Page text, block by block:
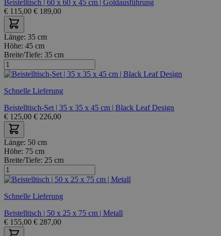
Beistelltisch | 60 x 60 x 45 cm | Goldausführung
€ 115,00 € 189,00
Länge: 35 cm
Höhe: 45 cm
Breite/Tiefe: 35 cm
Schnelle Lieferung
Beistelltisch-Set | 35 x 35 x 45 cm | Black Leaf Design
€ 125,00 € 226,00
Länge: 50 cm
Höhe: 75 cm
Breite/Tiefe: 25 cm
Schnelle Lieferung
Beistelltisch | 50 x 25 x 75 cm | Metall
€ 155,00 € 287,00